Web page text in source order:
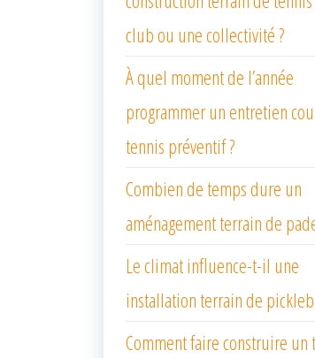
club ou une collectivité ?
À quel moment de l’année
programmer un entretien
tennis préventif ?
Combien de temps dure un
aménagement terrain de
Le climat influence-t-il une
installation terrain de
Comment faire construire un